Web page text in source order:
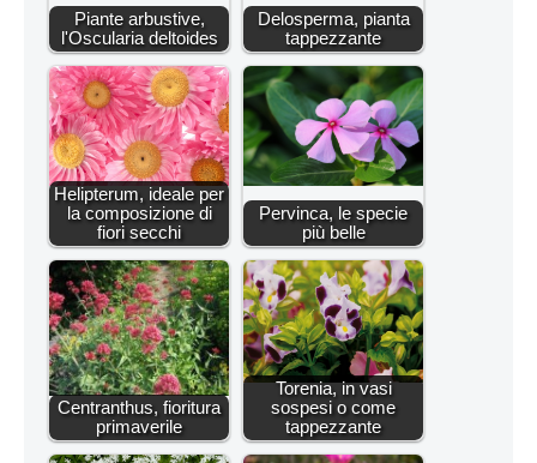
Piante arbustive,
l'Oscularia deltoides
Delosperma, pianta
tappezzante
Helipterum, ideale per
la composizione di
fiori secchi
Pervinca, le specie
più belle
Centranthus, fioritura
primaverile
Torenia, in vasi
sospesi o come
tappezzante